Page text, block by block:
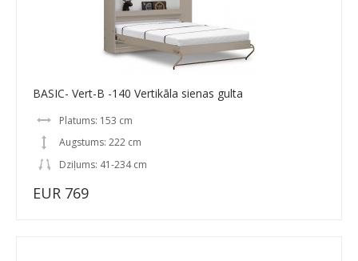
BASIC- Vert-B -140 Vertikāla sienas gulta
Platums: 153 cm
Augstums: 222 cm
Dziļums: 41-234 cm
EUR 769